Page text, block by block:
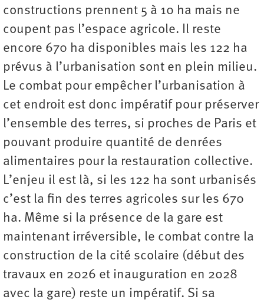
constructions prennent 5 à 10 ha mais ne
coupent pas l’espace agricole. Il reste
encore 670 ha disponibles mais les 122 ha
prévus à l’urbanisation sont en plein milieu.
Le combat pour empêcher l’urbanisation à
cet endroit est donc impératif pour préserver
l’ensemble des terres, si proches de Paris et
pouvant produire quantité de denrées
alimentaires pour la restauration collective.
L’enjeu il est là, si les 122 ha sont urbanisés
c’est la fin des terres agricoles sur les 670
ha. Même si la présence de la gare est
maintenant irréversible, le combat contre la
construction de la cité scolaire (début des
travaux en 2026 et inauguration en 2028
avec la gare) reste un impératif. Si sa